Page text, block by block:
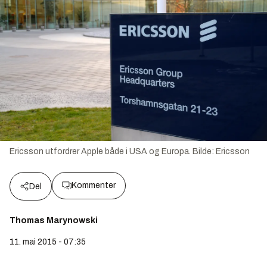
Ericsson utfordrer Apple både i USA og Europa. Bilde: Ericsson
Del Kommenter
Thomas Marynowski
11. mai 2015 - 07:35